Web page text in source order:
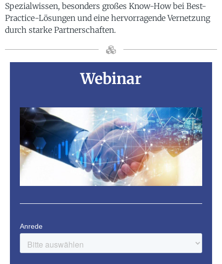
Spezialwissen, besonders großes Know-How bei Best-
Practice-Lösungen und eine hervorragende Vernetzung
durch starke Partnerschaften.
Webinar